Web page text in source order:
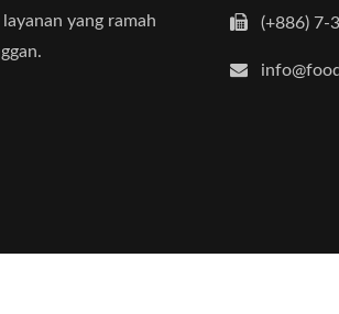
yang ramah
(+886) 7-